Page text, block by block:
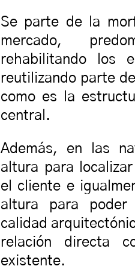
Se parte de la
mercado,
rehabilitando los
reutilizando parte
como es la
central.
Además, en las
altura para
el cliente e
altura para poder
calidad
relación directa
existente.